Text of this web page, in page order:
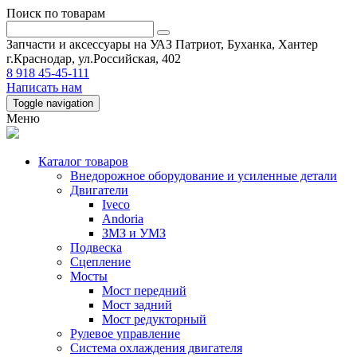
Поиск по товарам
Запчасти и аксессуары на УАЗ Патриот, Буханка, Хантер
г.Краснодар, ул.Российская, 402
8 918 45-45-111
Написать нам
Toggle navigation
Меню
Каталог товаров
Внедорожное оборудование и усиленные детали
Двигатели
Iveco
Andoria
ЗМЗ и УМЗ
Подвеска
Сцепление
Мосты
Мост передний
Мост задний
Мост редукторный
Рулевое управление
Система охлаждения двигателя